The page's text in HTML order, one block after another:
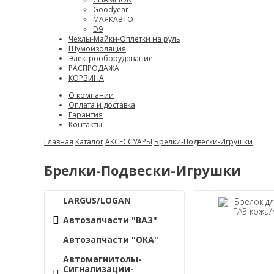
Goodyear
МАЯКАВТО
D9
Чехлы-Майки-Оплетки на руль
Шумоизоляция
Электрооборудование
РАСПРОДАЖА
КОРЗИНА
О компании
Оплата и доставка
Гарантия
Контакты
Главная КаталогАКСЕССУАРЫ Брелки-Подвески-Игрушки
Брелки-Подвески-Игрушки
LARGUS/LOGAN
Автозапчасти "ВАЗ"
Автозапчасти "ОКА"
Автомагнитолы-
Сигнализации-